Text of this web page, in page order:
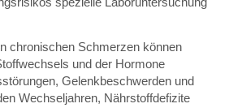
chronischen Schmerzen können
und der Hormone
Gelenkbeschwerden und
Wechseljahren, Nährstoffdefizite